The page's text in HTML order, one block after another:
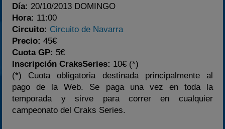
Día: 20/10/2013 DOMINGO
Hora: 11:00
Circuito: Circuito de Navarra
Precio: 45€
Cuota GP: 5€
Inscripción CraksSeries: 10€ (*)
(*) Cuota obligatoria destinada principalmente al
pago de la Web. Se paga una vez en toda la
temporada y sirve para correr en cualquier
campeonato del Craks Series.